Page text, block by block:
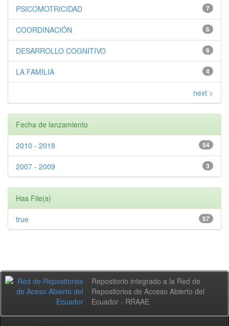
7
PSICOMOTRICIDAD
6
COORDINACIÓN
6
DESARROLLO COGNITIVO
4
LA FAMILIA
next >
Fecha de lanzamiento
54
2010 - 2018
3
2007 - 2009
Has File(s)
57
true
Repositorio integrado a la Red de
Repositorios de Acceso Abierto del
Ecuador - RRAAE